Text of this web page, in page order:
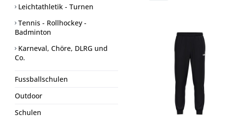
Leichtathletik - Turnen
Tennis - Rollhockey -
Badminton
Karneval, Chöre, DLRG und
Co.
Fussballschulen
Outdoor
Schulen